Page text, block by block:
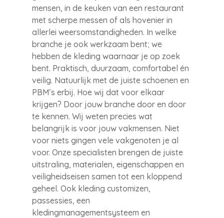
mensen, in de keuken van een restaurant
met scherpe messen of als hovenier in
allerlei weersomstandigheden. In welke
branche je ook werkzaam bent; we
hebben de kleding waarnaar je op zoek
bent. Praktisch, duurzaam, comfortabel én
veilig. Natuurlijk met de juiste schoenen en
PBM’s erbij. Hoe wij dat voor elkaar
krijgen? Door jouw branche door en door
te kennen. Wij weten precies wat
belangrijk is voor jouw vakmensen. Niet
voor niets gingen vele vakgenoten je al
voor. Onze specialisten brengen de juiste
uitstraling, materialen, eigenschappen en
veiligheidseisen samen tot een kloppend
geheel. Ook kleding customizen,
passessies, een
kledingmanagementsysteem en